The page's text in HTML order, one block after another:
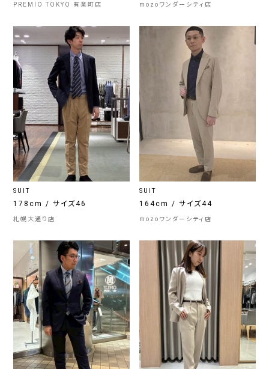
PREMIO TOKYO 有楽町店 mozoワンダーシティ店
SUIT
178cm / サイズ46
札幌大通り店
SUIT
164cm / サイズ44
mozoワンダーシティ店